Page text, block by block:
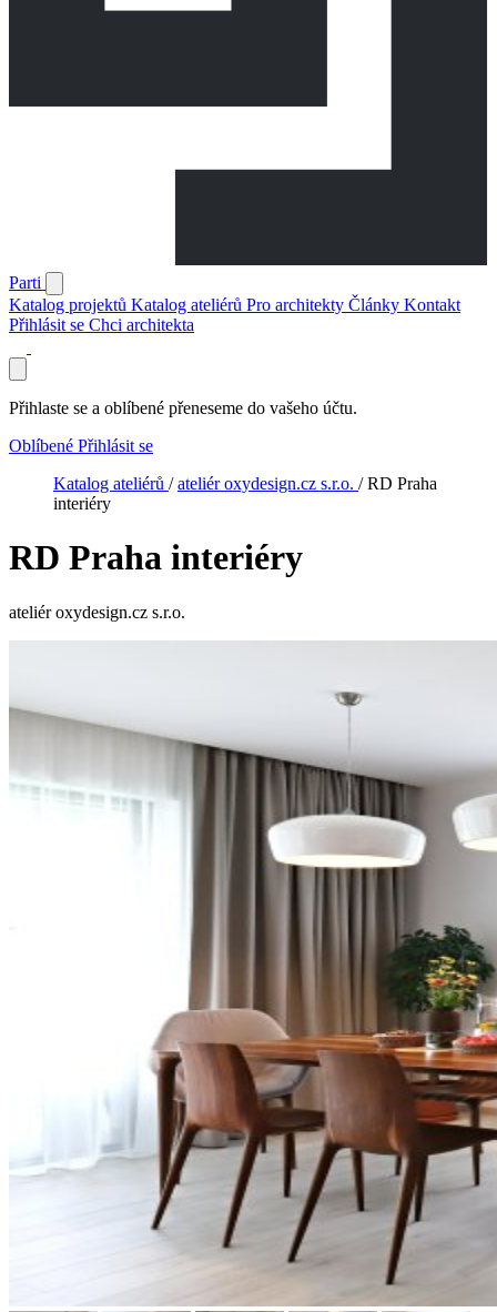
Parti
Katalog projektů Katalog ateliérů Pro architekty Články Kontakt
Přihlásit se Chci architekta
Přihlaste se a oblíbené přeneseme do vašeho účtu.
Oblíbené Přihlásit se
Katalog ateliérů / ateliér oxydesign.cz s.r.o. / RD Praha
interiéry
RD Praha interiéry
ateliér oxydesign.cz s.r.o.